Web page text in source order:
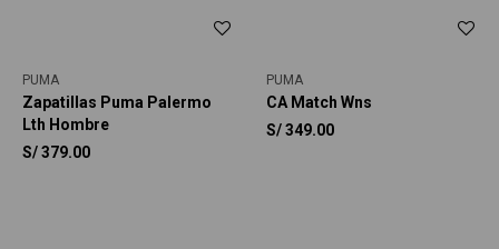
PUMA
Zapatillas Puma Palermo
Lth Hombre
S/379.00
PUMA
CA Match Wns
S/349.00